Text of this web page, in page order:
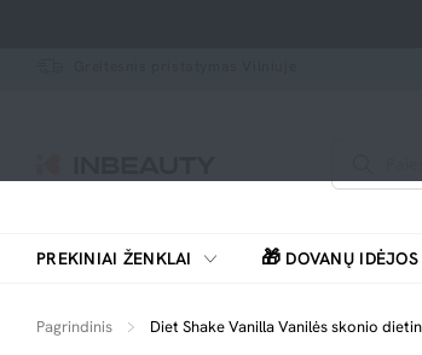
PREKINIAI ŽENKLAI 🎁 DOVANŲ IDĖJOS
Pagrindinis Diet Shake Vanilla Vanilės skonio